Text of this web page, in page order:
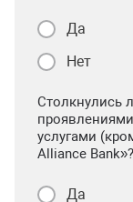
Да
Нет
Столкнулись
услугами
Alliance Bank»?
Да